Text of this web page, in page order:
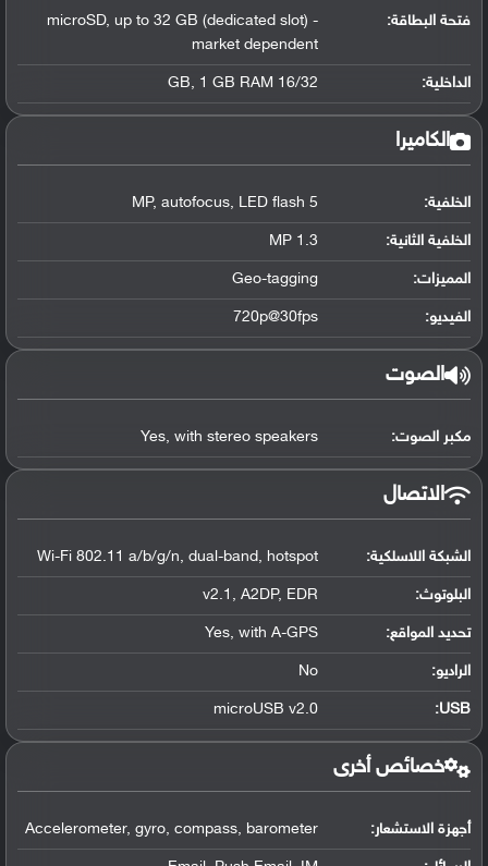
فتحة البطاقة:
microSD, up to 32 GB (dedicated slot) -
market dependent
الداخلية: 16/32 GB, 1 GB RAM
الكاميرا
الخلفية: 5 MP, autofocus, LED flash
الخلفية الثانية: 1.3 MP
المميزات: Geo-tagging
الفيديو: 720p@30fps
الصوت
مكبر الصوت: Yes, with stereo speakers
الاتصال
الشبكة اللاسلكية: Wi-Fi 802.11 a/b/g/n, dual-band, hotspot
البلوتوث:
v2.1, A2DP, EDR
تحديد المواقع:
Yes, with A-GPS
الراديو: No
USB
:
microUSB v2.0
خصائص أخرى
أجهزة الاستشعار: Accelerometer, gyro, compass, barometer